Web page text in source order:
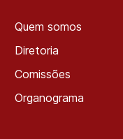
Quem somos
Diretoria
Comissões
Organograma